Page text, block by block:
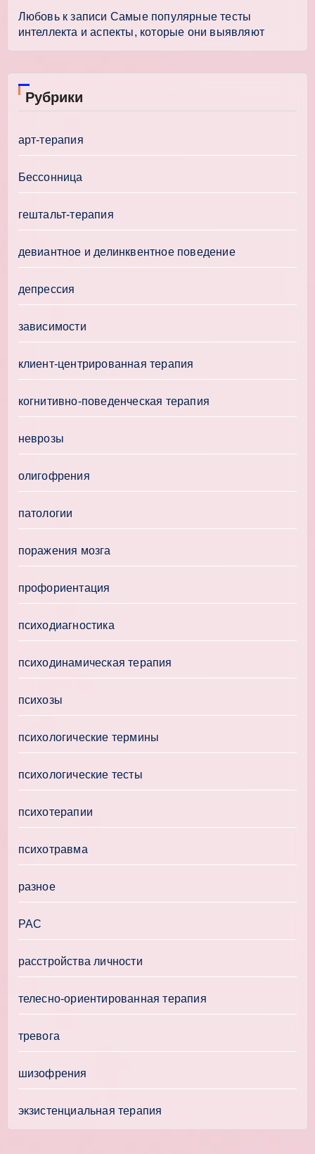
Любовьк записи Самые популярные тесты
интеллекта и аспекты, которые они выявляют
Рубрики
арт-терапия
Бессонница
гештальт-терапия
девиантное и делинквентное поведение
депрессия
зависимости
клиент-центрированная терапия
когнитивно-поведенческая терапия
неврозы
олигофрения
патологии
поражения мозга
профориентация
психодиагностика
психодинамическая терапия
психозы
психологические термины
психологические тесты
психотерапии
психотравма
разное
РАС
расстройства личности
телесно-ориентированная терапия
тревога
шизофрения
экзистенциальная терапия